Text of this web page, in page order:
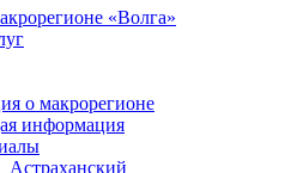
«Волга»
о макрорегионе
информация
Астраханский